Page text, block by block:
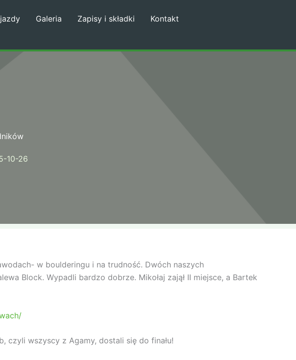
Galeria Zapisy i składki
Kontakt
10-26
w boulderingu i na trudność. Dwóch naszych
Block. Wypadli bardzo dobrze. Mikołaj zajął II miejsce, a Bartek
czyli wszyscy z Agamy, dostali się do finału!